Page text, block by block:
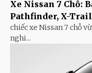
Xe Nissan 7 Chỗ:
Pathfinder, X-
chiếc xe Nissan 7 chỗ
nghi...